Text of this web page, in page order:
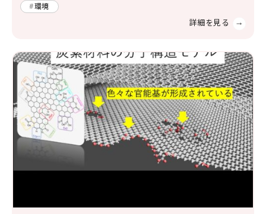
数学・物理
量子
電気・電子
情報・通信
画像
土木 廃棄物 エネルギー
化学
無機・錯体化学 分析化学 高分子
有機材料 無機材料化学
エネルギー関連化学 生体分子化学
農学
農芸化学
生産環境農学
環境